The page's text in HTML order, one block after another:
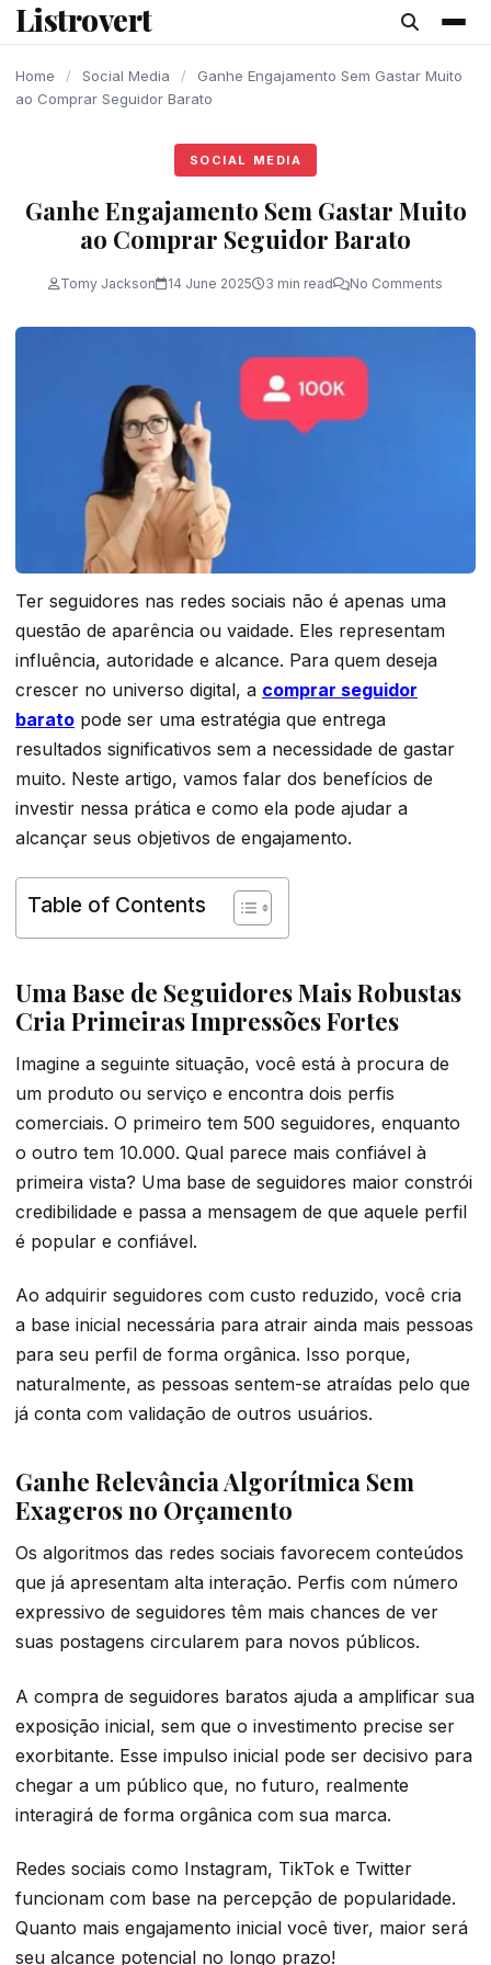
content
Listrovert
Home / Social Media /
Ganhe Engajamento Sem Gastar Muito
ao Comprar Seguidor Barato
SOCIAL MEDIA
Ganhe Engajamento Sem Gastar Muito
ao Comprar Seguidor Barato
Tomy Jackson 14 June 2025 3 min read No Comments
Ter seguidores nas redes sociais não é apenas uma
questão de aparência ou vaidade. Eles representam
influência, autoridade e alcance. Para quem deseja
crescer no universo digital, a comprar seguidor
barato pode ser uma estratégia que entrega
resultados significativos sem a necessidade de gastar
muito. Neste artigo, vamos falar dos benefícios de
investir nessa prática e como ela pode ajudar a
alcançar seus objetivos de engajamento.
Table of Contents
Uma Base de Seguidores Mais Robustas
Cria Primeiras Impressões Fortes
Imagine a seguinte situação, você está à procura de
um produto ou serviço e encontra dois perfis
comerciais. O primeiro tem 500 seguidores, enquanto
o outro tem 10.000. Qual parece mais confiável à
primeira vista? Uma base de seguidores maior constrói
credibilidade e passa a mensagem de que aquele perfil
é popular e confiável.
Ao adquirir seguidores com custo reduzido, você cria
a base inicial necessária para atrair ainda mais pessoas
para seu perfil de forma orgânica. Isso porque,
naturalmente, as pessoas sentem-se atraídas pelo que
já conta com validação de outros usuários.
Ganhe Relevância Algorítmica Sem
Exageros no Orçamento
Os algoritmos das redes sociais favorecem conteúdos
que já apresentam alta interação. Perfis com número
expressivo de seguidores têm mais chances de ver
suas postagens circularem para novos públicos.
A compra de seguidores baratos ajuda a amplificar sua
exposição inicial, sem que o investimento precise ser
exorbitante. Esse impulso inicial pode ser decisivo para
chegar a um público que, no futuro, realmente
interagirá de forma orgânica com sua marca.
Redes sociais como Instagram, TikTok e Twitter
funcionam com base na percepção de popularidade.
Quanto mais engajamento inicial você tiver, maior será
seu alcance potencial no longo prazo!